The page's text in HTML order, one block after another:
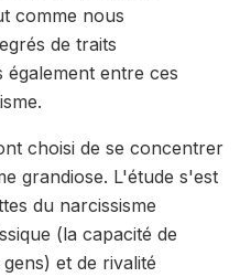
comme nous
de traits
entre ces
choisi de se concentrer
grandiose. L'étude s'est
du narcissisme
(la capacité de
et de rivalité